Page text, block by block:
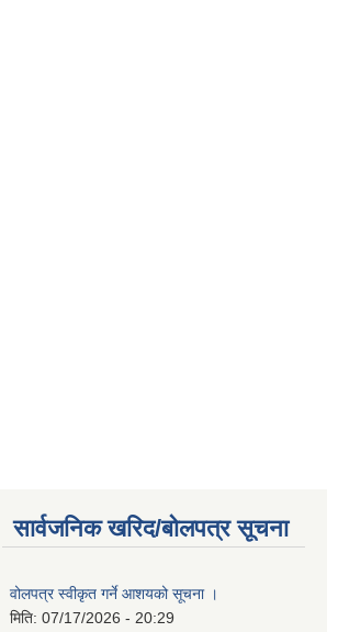
सार्वजनिक खरिद/बोलपत्र सूचना
वोलपत्र स्वीकृत गर्ने आशयको सूचना ।
मिति: 07/17/2026 - 20:29